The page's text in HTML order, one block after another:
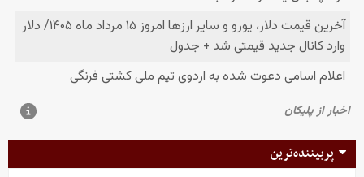
پربیننده‌ترین